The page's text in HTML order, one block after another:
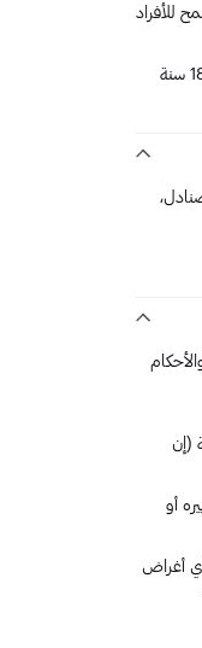
يُسمح للأفراد
هذا العرض مناسب لمن هم في سن 6 سنوات فما فوق. يجب أن يكون الحاضرون الذين تتراوح أعمارهم بين 6 سنوات و18 سنة
(إن
أو
أي أغراض